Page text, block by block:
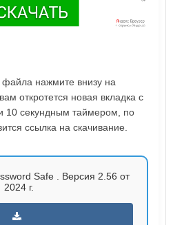
файла нажмите внизу на
откротется новая вкладка с
секундным таймером, по
ссылка на скачивание.
Safe . Версия 2.56 от
2024 г.